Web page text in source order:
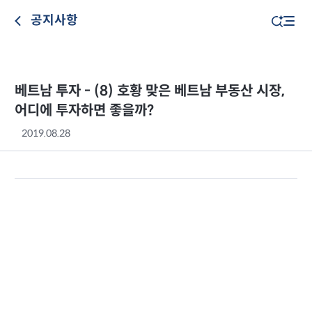
공지사항
베트남 투자 - (8) 호황 맞은 베트남 부동산 시장,
어디에 투자하면 좋을까?
2019.08.28